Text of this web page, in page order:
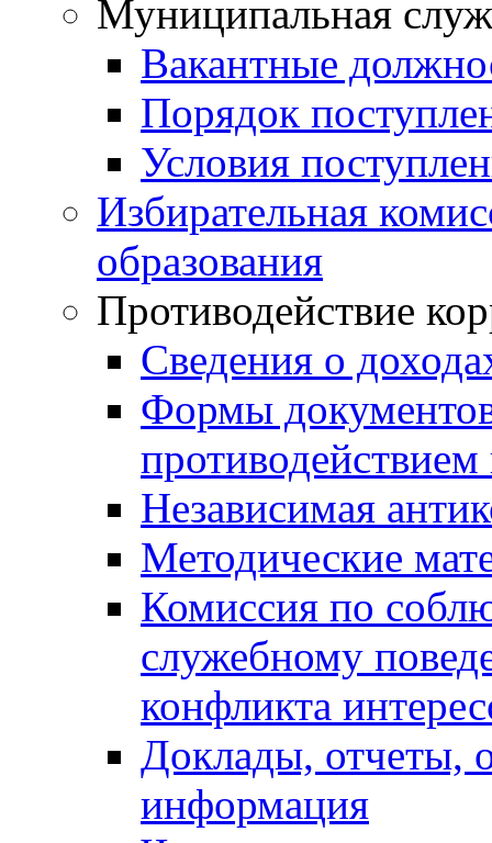
Муниципальная
Вакантные
Порядок
Условия
Избирательная
образования
Противодействие
Сведения о
Формы
Независимая
Методические
Комиссия по
служебному
конфликта
Доклады, отчеты,
информация